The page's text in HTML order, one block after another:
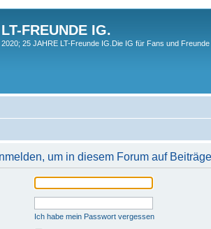
LT-FREUNDE IG.
2020; 25 JAHRE LT-Freunde IG.Die IG für Fans und
um in diesem Forum auf
Ich habe mein Passwort vergessen